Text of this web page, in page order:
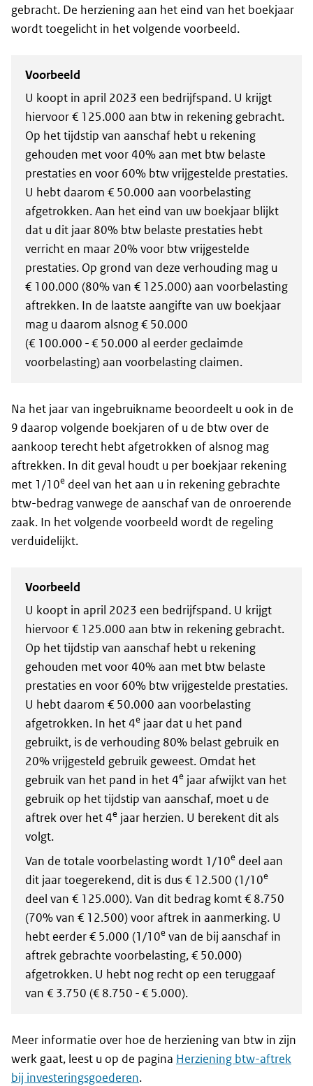
gebracht. De herziening aan het eind van het boekjaar
wordt toegelicht in het volgende voorbeeld.
Voorbeeld
U koopt in april 2023 een bedrijfspand. U krijgt
hiervoor € 125.000 aan btw in rekening gebracht.
Op het tijdstip van aanschaf hebt u rekening
gehouden met voor 40% aan met btw belaste
prestaties en voor 60% btw vrijgestelde prestaties.
U hebt daarom € 50.000 aan voorbelasting
afgetrokken. Aan het eind van uw boekjaar blijkt
dat u dit jaar 80% btw belaste prestaties hebt
verricht en maar 20% voor btw vrijgestelde
prestaties. Op grond van deze verhouding mag u
€ 100.000 (80% van € 125.000) aan voorbelasting
aftrekken. In de laatste aangifte van uw boekjaar
mag u daarom alsnog € 50.000
(€ 100.000 - € 50.000 al eerder geclaimde
voorbelasting) aan voorbelasting claimen.
Na het jaar van ingebruikname beoordeelt u ook in de
9 daarop volgende boekjaren of u de btw over de
aankoop terecht hebt afgetrokken of alsnog mag
aftrekken. In dit geval houdt u per boekjaar rekening
met 1/10e deel van het aan u in rekening gebrachte
btw-bedrag vanwege de aanschaf van de onroerende
zaak. In het volgende voorbeeld wordt de regeling
verduidelijkt.
Voorbeeld
U koopt in april 2023 een bedrijfspand. U krijgt
hiervoor € 125.000 aan btw in rekening gebracht.
Op het tijdstip van aanschaf hebt u rekening
gehouden met voor 40% aan met btw belaste
prestaties en voor 60% btw vrijgestelde prestaties.
U hebt daarom € 50.000 aan voorbelasting
afgetrokken. In het 4e jaar dat u het pand
gebruikt, is de verhouding 80% belast gebruik en
20% vrijgesteld gebruik geweest. Omdat het
gebruik van het pand in het 4e jaar afwijkt van het
gebruik op het tijdstip van aanschaf, moet u de
aftrek over het 4e jaar herzien. U berekent dit als
volgt.
Van de totale voorbelasting wordt 1/10e deel aan
dit jaar toegerekend, dit is dus € 12.500 (1/10e
deel van € 125.000). Van dit bedrag komt € 8.750
(70% van € 12.500) voor aftrek in aanmerking. U
hebt eerder € 5.000 (1/10e van de bij aanschaf in
aftrek gebrachte voorbelasting, € 50.000)
afgetrokken. U hebt nog recht op een teruggaaf
van € 3.750 (€ 8.750 - € 5.000).
Meer informatie over hoe de herziening van btw in zijn
werk gaat, leest u op de pagina Herziening btw-aftrek
bij investeringsgoederen.